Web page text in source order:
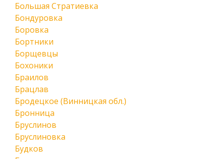
Большая Стратиевка
Бондуровка
Боровка
Бортники
Борщевцы
Бохоники
Браилов
Брацлав
Бродецкое (Винницкая обл.)
Бронница
Бруслинов
Бруслиновка
Будков